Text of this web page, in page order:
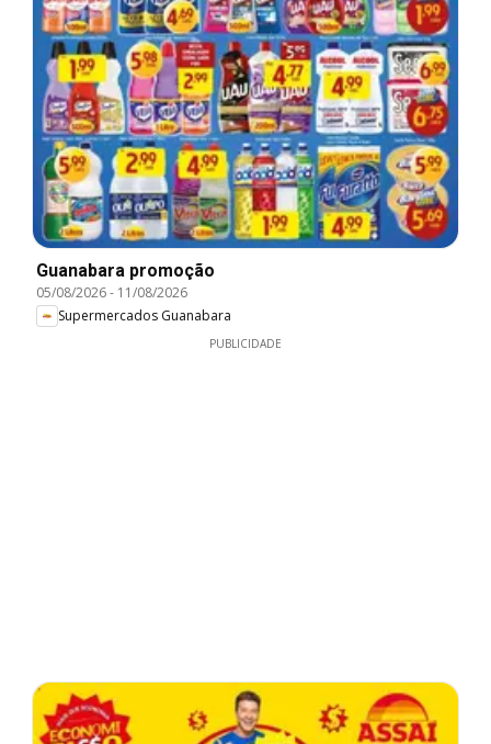
Guanabara promoção
05/08/2026- 11/08/2026
Supermercados Guanabara
PUBLICIDADE